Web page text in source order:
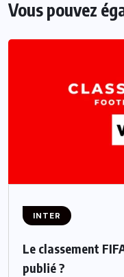
Vous pouvez
INTER
Le classement
publié ?